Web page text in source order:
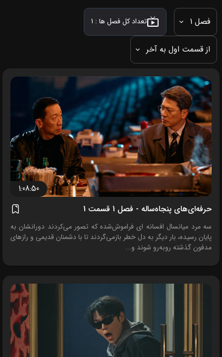
فصل 1 تعداد کل فصل ها : 1
از قسمت اول به آخر
1:08:50
حرفه‌ای‌های پنجاه‌ساله - فصل 1 قسمت 1
سه مرد میانسال افسانه ای فراموش‌شده که تصور می‌کردند دورانشان به
پایان رسیده، بار دیگر به دل خطر بازمی‌گردند تا با دشمنان قدیمی و رازهای
مدفون گذشته روبه‌رو شوند و...